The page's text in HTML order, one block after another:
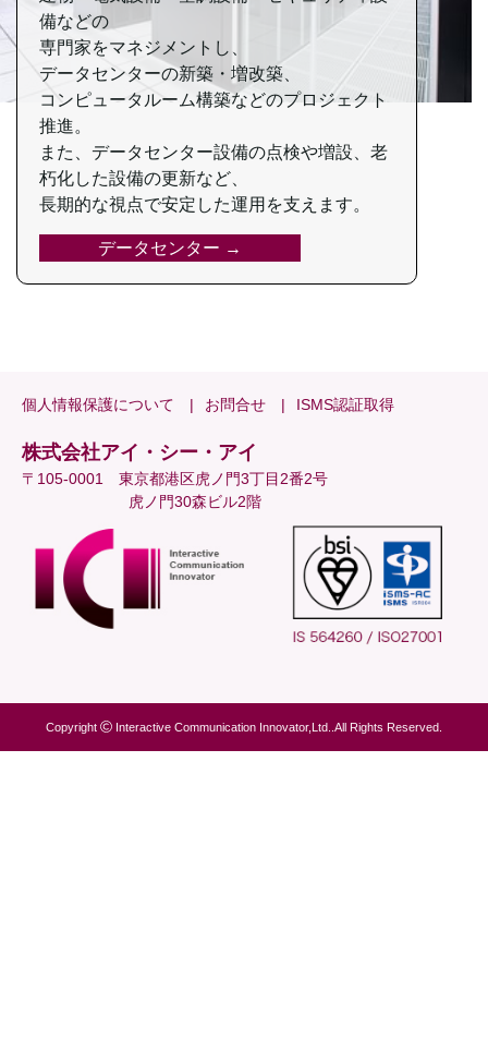
備などの
専門家をマネジメントし、
データセンターの新築・増改築、
コンピュータルーム構築などのプロジェクト
推進。
また、 データセンター設備の点検や増設、 老
朽化した設備の更新など、
⾧期的な視点で安定した運用を支えます。
データセンター →
個人情報保護について お問合せ ISMS認証取得
株式会社アイ・シー・アイ
〒105-0001 東京都港区虎ノ門3丁目2番2号
虎ノ門30森ビル2階
Copyright Interactive Communication Innovator,Ltd..All Rights Reserved.